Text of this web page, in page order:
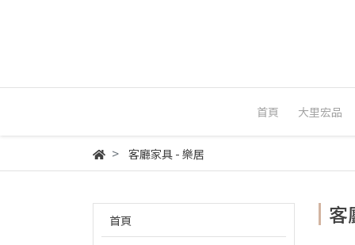
首頁 大里宏品
客廳家具 - 樂居
首頁
客